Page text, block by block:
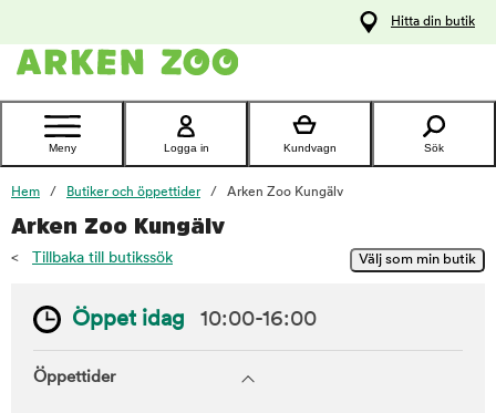
Kontakta
Hitta din butik
Meny Logga in Kundvagn Sök
Hem Butiker och öppettider Arken Zoo Kungälv
Arken Zoo Kungälv
< Tillbaka till butikssök
Öppet idag 10:00-16:00
Öppettider